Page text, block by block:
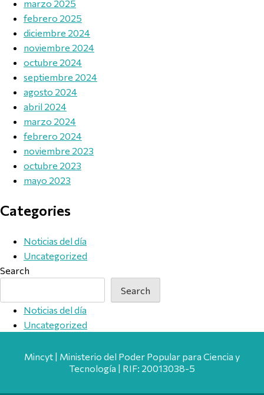
marzo 2025
febrero 2025
diciembre 2024
noviembre 2024
octubre 2024
septiembre 2024
agosto 2024
abril 2024
marzo 2024
febrero 2024
noviembre 2023
octubre 2023
mayo 2023
Categories
Noticias del día
Uncategorized
Search
Search
Noticias del día
Uncategorized
Mincyt | Ministerio del Poder Popular para Ciencia y
Tecnología | RIF: 20013038-5